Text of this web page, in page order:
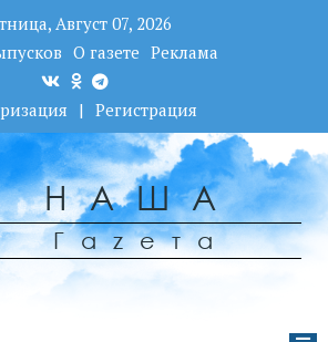
Август 07, 2026
О газете Реклама
| Регистрация
НАША
Гаzета